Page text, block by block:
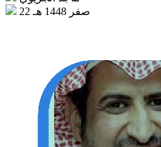
22 صفر 1448 هـ